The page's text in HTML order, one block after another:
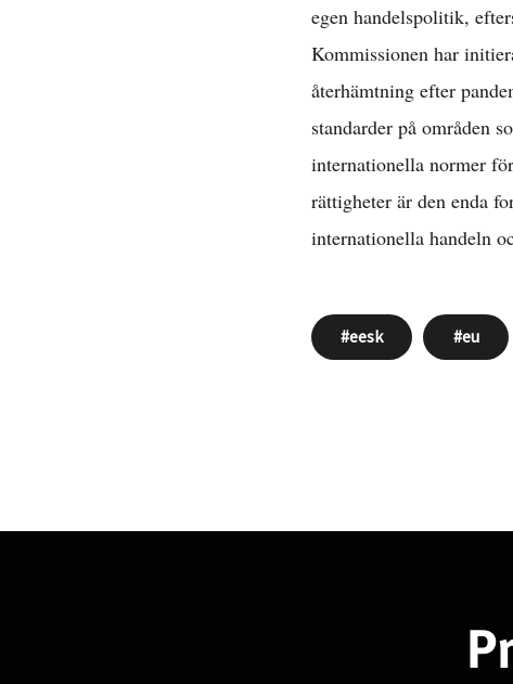
egen handelspolitik,
Kommissionen har
återhämtning efter
standarder på områden
internationella normer
rättigheter är den enda
internationella handeln
eesk eu